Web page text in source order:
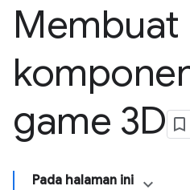
Membuat
game 3D
Pada halaman ini